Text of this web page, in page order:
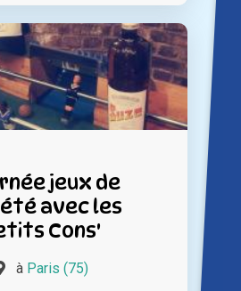
jeux de
avec les
Cons'
à Paris (75)